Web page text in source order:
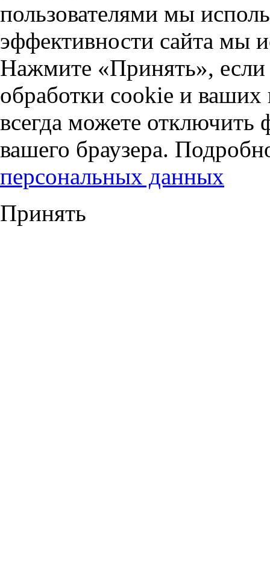
пользователями мы
эффективности сайта мы
Нажмите «Принять», если
обработки cookie и
всегда можете отключить
вашего браузера.
персональных данных
Принять